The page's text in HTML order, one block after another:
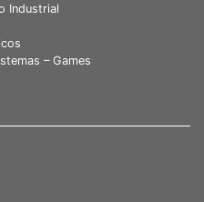
Industrial
– Games